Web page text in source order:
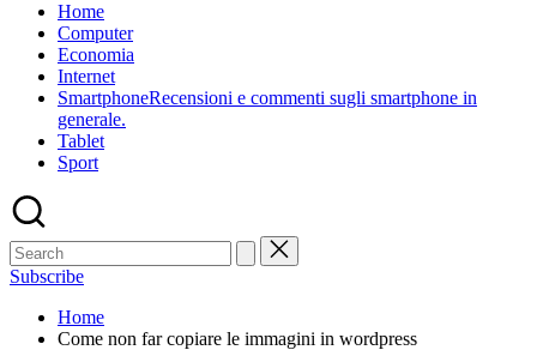
Home
Computer
Economia
Internet
SmartphoneRecensioni e commenti sugli smartphone in
generale.
Tablet
Sport
Subscribe
Home
Come non far copiare le immagini in wordpress